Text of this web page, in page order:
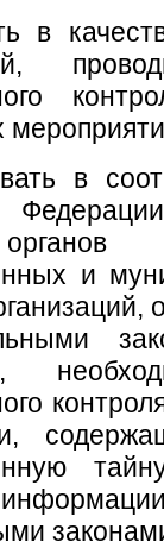
в
в
и